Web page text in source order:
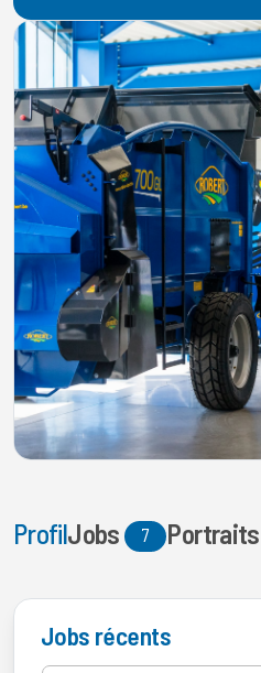
l'excellence!
ProfilJobs 7 Portraits
Jobs récents